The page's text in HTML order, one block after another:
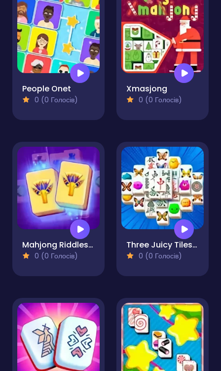
People Onet
0 (0 Голосів)
Xmasjong
0 (0 Голосів)
Mahjong Riddles Egypt
0 (0 Голосів)
Three Juicy Tiles Mahjong
0 (0 Голосів)